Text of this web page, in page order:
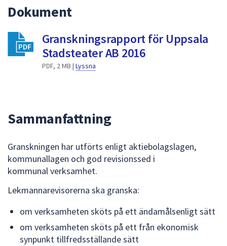
att
välja
Dokument
Granskningsrapport för Uppsala
Stadsteater AB 2016
PDF, 2 MB | Lyssna
Sammanfattning
Granskningen har utförts enligt aktiebolagslagen,
kommunallagen och god revisionssed i
kommunal verksamhet.
Lekmannarevisorerna ska granska:
om verksamheten sköts på ett ändamålsenligt sätt
om verksamheten sköts på ett från ekonomisk
synpunkt tillfredsställande sätt